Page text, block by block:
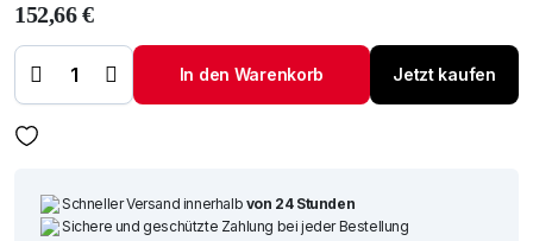
152,66€
Windschutzscheibe
/ Frontscheibe
Citroen Xsara
Picasso 04-
+Spiegelhalter
In den Warenkorb Jetzt kaufen
Schneller Versand innerhalb von 24 Stunden
Sichere und geschützte Zahlung bei jeder Bestellung